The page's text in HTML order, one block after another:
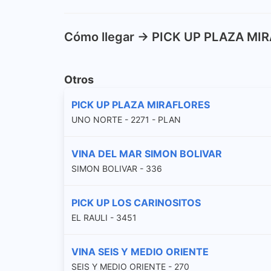
Cómo llegar -> PICK UP PLAZA
Otros
PICK UP PLAZA MIRAFLORES
UNO NORTE - 2271 - PLAN
VINA DEL MAR SIMON BOLIVAR
SIMON BOLIVAR - 336
PICK UP LOS CARINOSITOS
EL RAULI - 3451
VINA SEIS Y MEDIO ORIENTE
SEIS Y MEDIO ORIENTE - 270